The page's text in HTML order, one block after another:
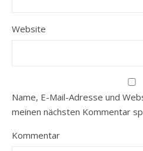
Website
Name, E-Mail-Adresse und
meinen nächsten Kommentar
Kommentar